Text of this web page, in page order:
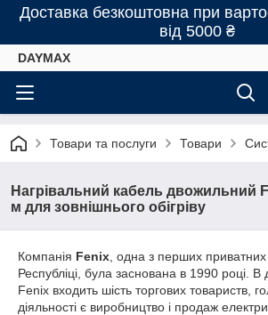
Доставка безкоштовна при
від 5000 ₴
DAYMAX
Товари та послуги Товари
Нагрівальний кабель двожильний
м для зовнішнього обігріву
Компанія Fenix , одна з перших
Республіці, була заснована в 1990 році. В
Fenix входить шість торгових товариств,
діяльності є виробництво і продаж